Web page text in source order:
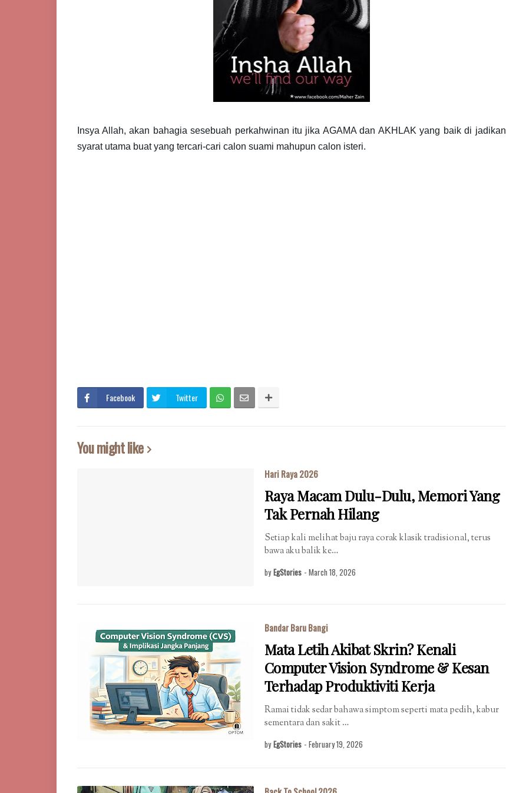
Insya Allah, akan bahagia sesebuah perkahwinan itu jika AGAMA dan AKHLAK yang baik di jadikan
syarat utama buat yang tercari-cari calon suami mahupun calon isteri.
Facebook Twitter
You might like
Hari Raya 2026
Raya Macam Dulu-Dulu, Memori Yang
Tak Pernah Hilang
Setiap kali melihat baju raya corak klasik tradisional, terus
bawa aku balik ke…
by EgStories - March 18, 2026
Bandar Baru Bangi
Mata Letih Akibat Skrin? Kenali
Computer Vision Syndrome & Kesan
Terhadap Produktiviti Kerja
Ramai tidak sedar bahawa simptom seperti mata pedih, kabur
sementara dan sakit …
by EgStories - February 19, 2026